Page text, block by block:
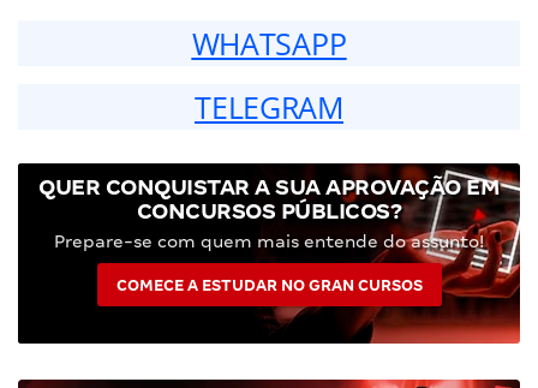
WHATSAPP
TELEGRAM
QUER CONQUISTAR A SUA APROVAÇÃO EM
CONCURSOS PÚBLICOS?
Prepare-se com quem mais entende do assunto!
COMECE A ESTUDAR NO GRAN CURSOS